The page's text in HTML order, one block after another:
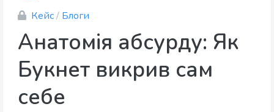
Кейс/ Блоги
Анатомія абсурду: Як
Букнет викрив сам
себе